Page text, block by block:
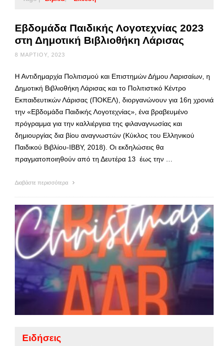
Εβδομάδα Παιδικής Λογοτεχνίας 2023
στη Δημοτική Βιβλιοθήκη Λάρισας
8 ΜΑΡΤΊΟΥ, 2023
Η Αντιδημαρχία Πολιτισμού και Επιστημών Δήμου Λαρισαίων, η
Δημοτική Βιβλιοθήκη Λάρισας και το Πολιτιστικό Κέντρο
Εκπαιδευτικών Λάρισας (ΠΟΚΕΛ), διοργανώνουν για 16η χρονιά
την «Εβδομάδα Παιδικής Λογοτεχνίας», ένα βραβευμένο
πρόγραμμα για την καλλιέργεια της φιλαναγνωσίας και
δημιουργίας δια βίου αναγνωστών (Κύκλος του Ελληνικού
Παιδικού Βιβλίου-IBBY, 2018). Οι εκδηλώσεις θα
πραγματοποιηθούν από τη Δευτέρα 13 έως την …
Διαβάστε περισσότερα
Ειδήσεις